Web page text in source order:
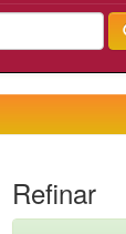
Refinar